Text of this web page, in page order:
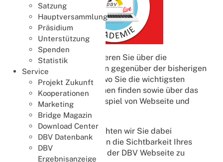
Satzung
Hauptversammlung
Präsidium
Unterstützung
Spenden
Statistik
Service
Projekt Zukunft
Kooperationen
Marketing
Bridge Magazin
Download Center
DBV Datenbank
DBV
Ergebnisanzeige
Wir informieren Sie über die
Änderungen gegenüber der bisherigen
Webseite, wo Sie die wichtigsten
Informationen finden sowie über das
Zusammenspiel von Webseite und
Datenbank.
Weiter möchten wir Sie dabei
unterstützen die Sichtbarkeit Ihres
Vereins auf der DBV Webseite zu